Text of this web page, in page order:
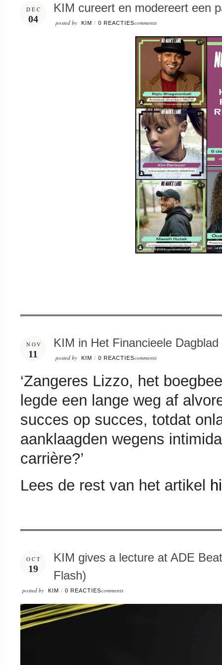
DEC
04
KIM cureert en modereert een
posted by KIM / 0 REACTIEScomments
NOV
11
KIM in Het Financieele
posted by KIM / 0 REACTIEScomments
‘Zangeres Lizzo, het
legde een lange weg af
succes op succes, totdat
aanklaagden wegens
carrière?’
Lees de rest van het artikel
OCT
19
KIM gives a lecture at ADE
Flash)
posted by KIM / 0 REACTIEScomments
Video
Player